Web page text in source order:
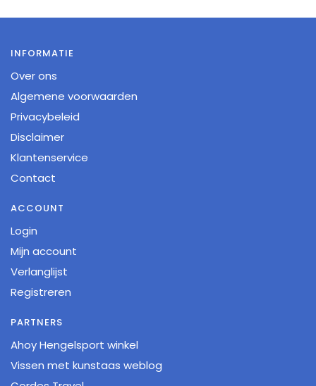
INFORMATIE
Over ons
Algemene voorwaarden
Privacybeleid
Disclaimer
Klantenservice
Contact
ACCOUNT
Login
Mijn account
Verlanglijst
Registreren
PARTNERS
Ahoy Hengelsport winkel
Vissen met kunstaas weblog